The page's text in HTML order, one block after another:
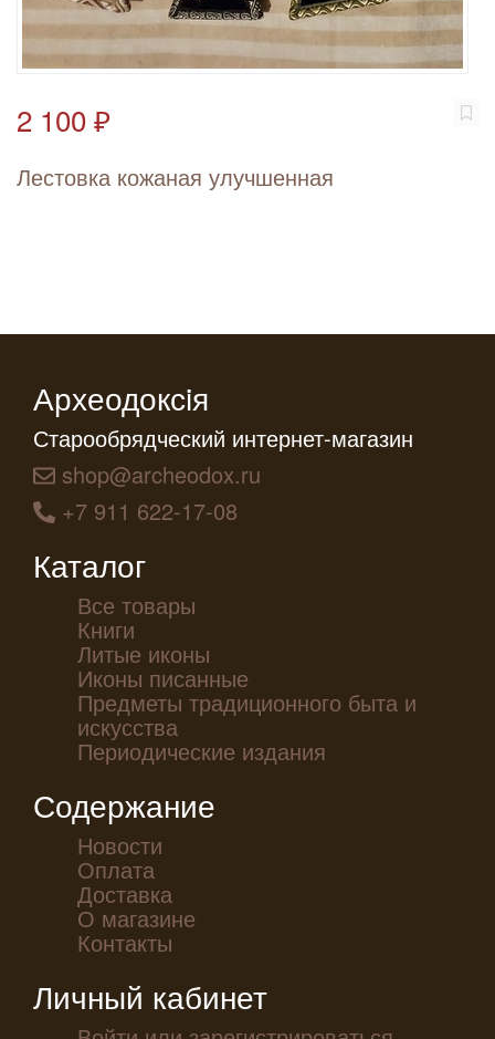
2 100 ₽
Лестовка кожаная улучшенная
Археодоксiя
Старообрядческий интернет-магазин
shop@archeodox.ru
+7 911 622-17-08
Каталог
Все товары
Книги
Литые иконы
Иконы писанные
Предметы традиционного быта и
искусства
Периодические издания
Содержание
Новости
Оплата
Доставка
О магазине
Контакты
Личный кабинет